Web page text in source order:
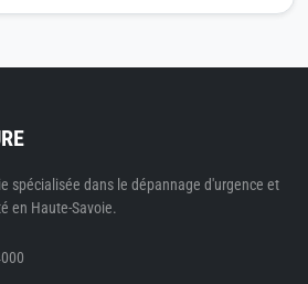
spécialisée dans le dépannage d'urgence et
en Haute-Savoie.